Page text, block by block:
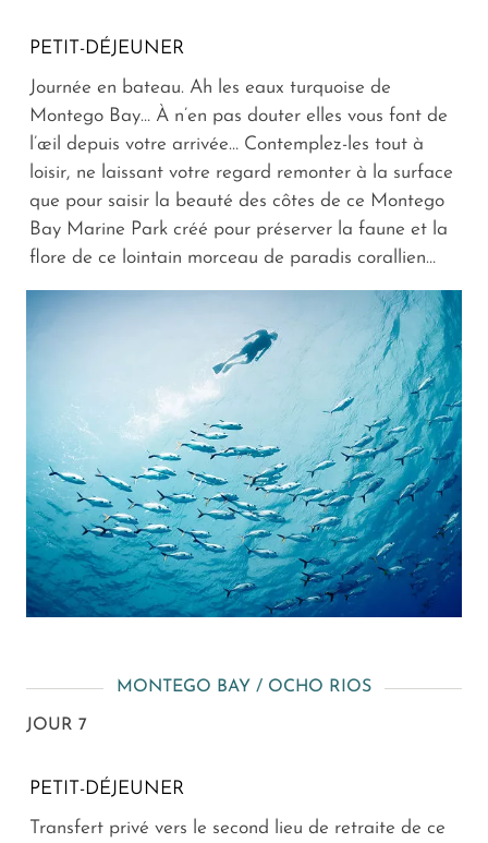
PETIT-DÉJEUNER
Journée en bateau. Ah les eaux turquoise de
Montego Bay… À n’en pas douter elles vous font de
l’œil depuis votre arrivée… Contemplez-les tout à
loisir, ne laissant votre regard remonter à la surface
que pour saisir la beauté des côtes de ce Montego
Bay Marine Park créé pour préserver la faune et la
flore de ce lointain morceau de paradis corallien…
MONTEGO BAY / OCHO RIOS
JOUR 7
PETIT-DÉJEUNER
Transfert privé vers le second lieu de retraite de ce